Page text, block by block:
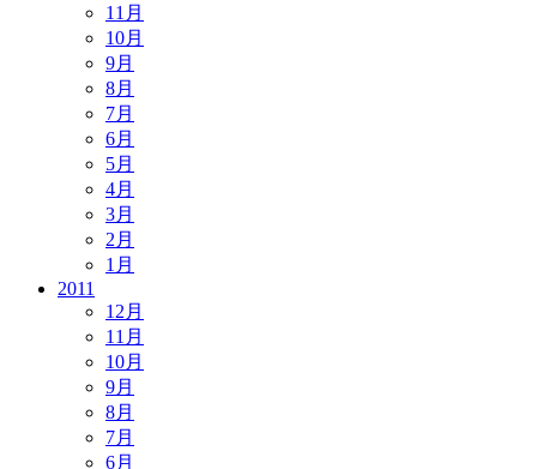
11月
10月
9月
8月
7月
6月
5月
4月
3月
2月
1月
2011
12月
11月
10月
9月
8月
7月
6月